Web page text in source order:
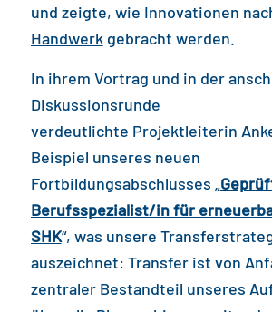
und zeigte, wie Innovationen
Handwerkgebracht werden.
In ihrem Vortrag und in der
Diskussionsrunde
verdeutlichte Projektleiterin
Beispiel unseres neuen
Fortbildungsabschlusses „
Berufsspezialist/in für
SHK“, was unsere
auszeichnet: Transfer ist von
zentraler Bestandteil unseres